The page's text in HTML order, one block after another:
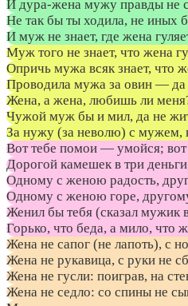
И дура-жена мужу правды не
Не так бы ты ходила, не иных
И муж не знает, где жена
Муж того не знает, что жена
Опричь мужа всяк знает, что
Проводила мужа за овин —
Жена, а жена, любишь ли
Чужой муж бы и мил, да не
За нужу (за неволю) с мужем,
Вот тебе помои — умойся;
Дорогой камешек в три
Одному с женою радость,
Одному с женою горе,
Женил бы тебя (сказал мужик
Горько, что беда, а мило, что
Жена не сапог (не лапоть), с
Жена не рукавица, с руки не
Жена не гусли: поиграв, на
Жена не седло: со спины не